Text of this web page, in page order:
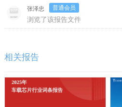
张泽忠 普通会员
浏览了该报告文件
相关报告